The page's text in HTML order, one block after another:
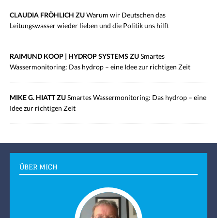
CLAUDIA FRÖHLICH ZUWarum wir Deutschen das
Leitungswasser wieder lieben und die Politik uns hilft
RAIMUND KOOP | HYDROP SYSTEMS ZUSmartes
Wassermonitoring: Das hydrop – eine Idee zur richtigen Zeit
MIKE G. HIATT ZUSmartes Wassermonitoring: Das hydrop – eine
Idee zur richtigen Zeit
ÜBER MICH